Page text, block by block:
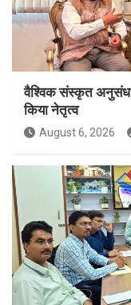
वैश्विक संस्कृत
किया नेतृत्व
August 6, 2026